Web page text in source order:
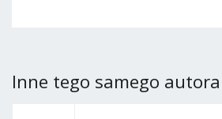
Inne tego samego autora